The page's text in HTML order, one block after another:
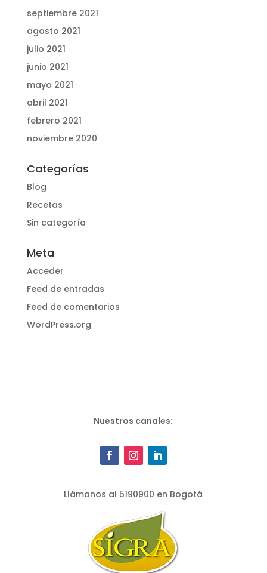
septiembre 2021
agosto 2021
julio 2021
junio 2021
mayo 2021
abril 2021
febrero 2021
noviembre 2020
Categorías
Blog
Recetas
Sin categoría
Meta
Acceder
Feed de entradas
Feed de comentarios
WordPress.org
Nuestros canales:
Llámanos al 5190900 en Bogotá